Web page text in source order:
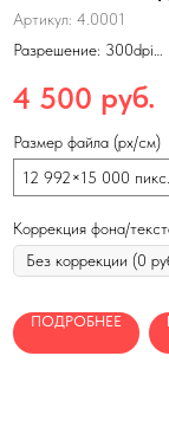
Артикул: 4.0001
Разрешение: 300dpi
Макс. размеры
(150dpi)
4 500 руб.
Размер файла (px/см)
12 992×15 000
Коррекция фона/
ПОДРОБНЕЕ